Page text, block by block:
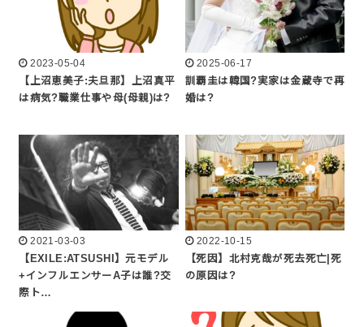
2023-05-04
【上沼恵美子:夫旦那】上沼真平
は病気?職業仕事や母(母親)は?
2025-06-17
訓覇圭は韓国?実家は金蔵寺で再
婚は?
2021-03-03
【EXILE:ATSUSHI】元モデル
+インフルエンサーA子は誰?交
際ト…
2022-10-15
【死因】北村克哉が死去死亡|死
の原因は?